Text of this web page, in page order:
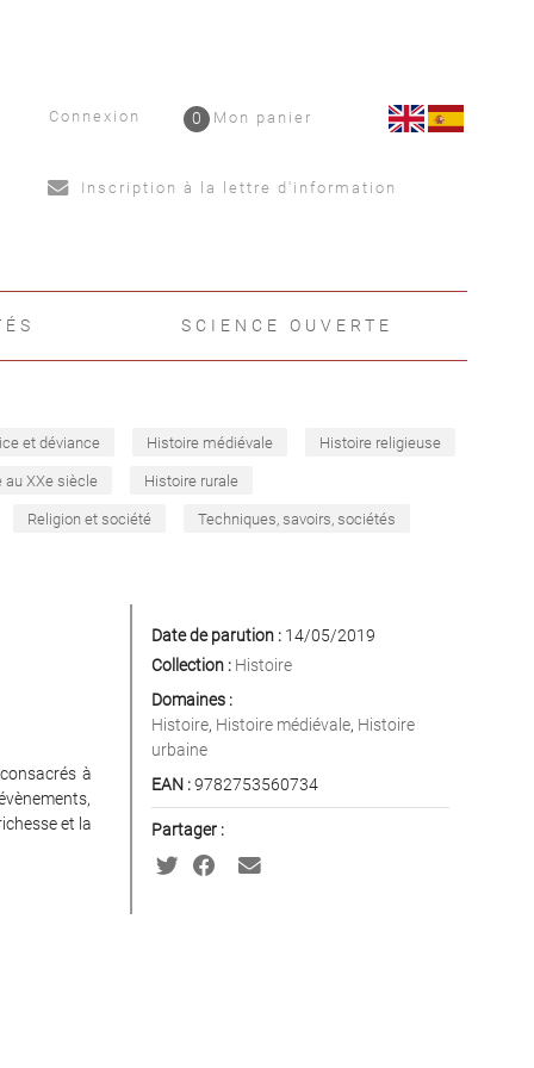
Connexion Mon panier
0
Inscription à la lettre d'information
SCIENCE OUVERTE
et déviance Histoire médiévale Histoire religieuse
au XXe siècle Histoire rurale
Religion et société Techniques, savoirs, sociétés
à
et la
Date de parution :14/05/2019
Collection : Histoire
Domaines :
Histoire, Histoire médiévale, Histoire
urbaine
EAN :9782753560734
Partager :